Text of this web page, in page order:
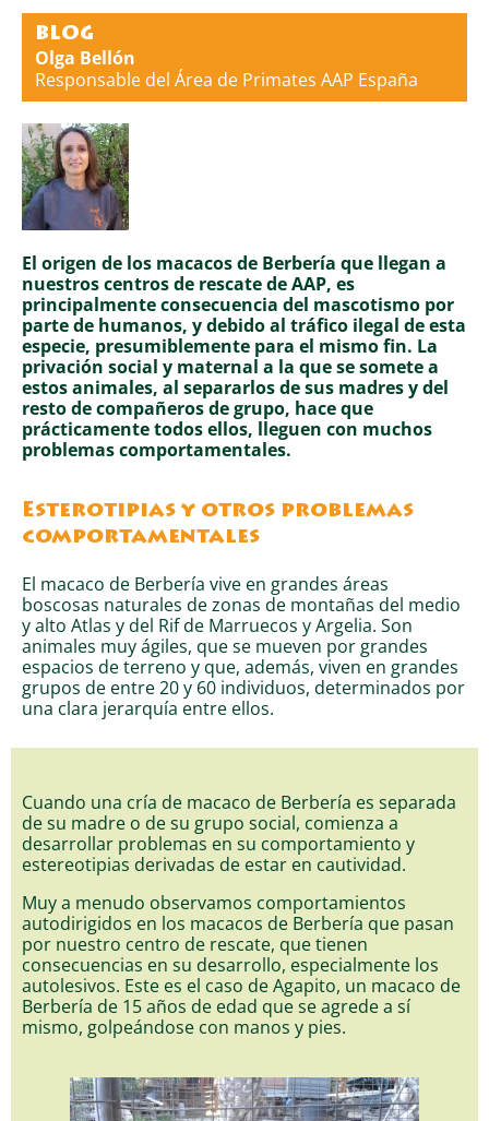
BLOG
Olga Bellón
Responsable del Área de Primates AAP España
El origen de los macacos de Berbería que llegan a
nuestros centros de rescate de AAP, es
principalmente consecuencia del mascotismo por
parte de humanos, y debido al tráfico ilegal de esta
especie, presumiblemente para el mismo fin. La
privación social y maternal a la que se somete a
estosanimales, al separarlos de sus madres y del
resto de compañeros de grupo, hace que
prácticamente todos ellos, lleguen con muchos
problemas comportamentales.
Esterotipias y otros problemas
comportamentales
El macaco de Berbería vive en grandes áreas
boscosas naturales de zonas de montañas del medio
y alto Atlas y del Rif de Marruecos y Argelia. Son
animales muy ágiles, que se mueven por grandes
espacios de terreno y que, además, viven en grandes
grupos de entre 20 y 60 individuos, determinados por
una clara jerarquía entre ellos.
Cuando una cría de macaco de Berbería es separada
de su madre o de su grupo social, comienza a
desarrollar problemas en su comportamiento y
estereotipias derivadas de estar en cautividad.
Muy a menudo observamos comportamientos
autodirigidos en los macacos de Berbería que pasan
por nuestro centro de rescate, que tienen
consecuencias en su desarrollo, especialmente los
autolesivos. Este es el caso de Agapito, un macaco de
Berbería de 15 años de edad que se agrede a sí
mismo, golpeándose con manos y pies.